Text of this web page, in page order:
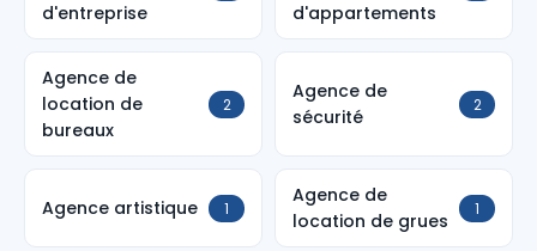
d'entreprise
d'appartements
Agence de
location de
bureaux
2
Agence de
sécurité
2
Agence artistique 1
Agence de
location de grues
1